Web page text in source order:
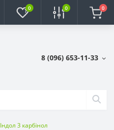
0 0 0
8 (096) 653-11-33
Індол 3 карбінол